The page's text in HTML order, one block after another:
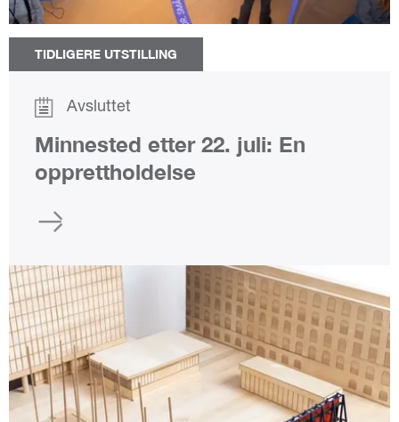
TIDLIGERE UTSTILLING
Avsluttet
Minnested etter 22. juli: En
opprettholdelse